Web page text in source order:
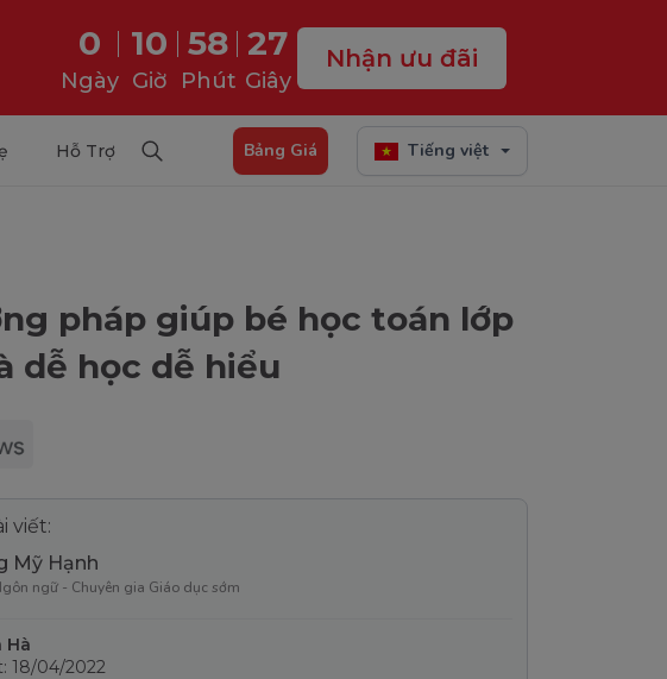
0
Ngày
10
Giờ
58
Phút
26
Giây
Nhận ưu đãi
Hỗ Trợ Bảng Giá Tiếng việt
pháp giúp bé học toán lớp
dễ học dễ hiểu
viết:
Mỹ Hạnh
ngữ - Chuyên gia Giáo dục sớm
Hà
18/04/2022